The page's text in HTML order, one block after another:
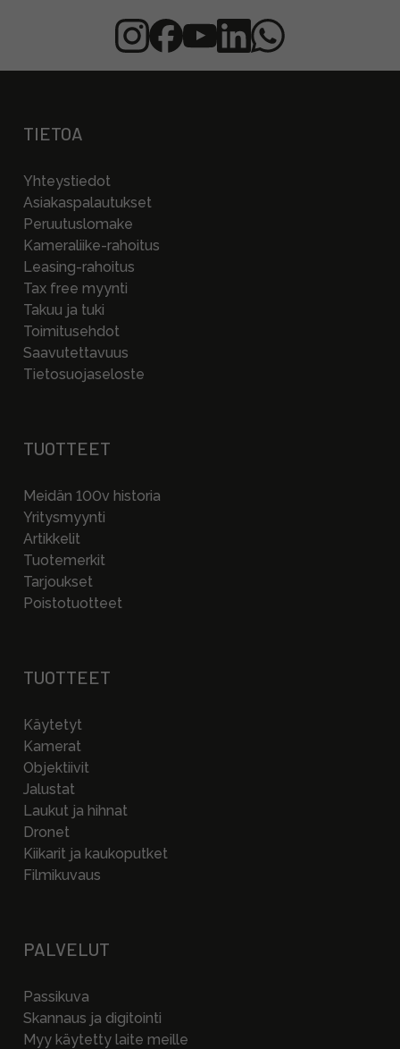
TIETOA
Yhteystiedot
Asiakaspalautukset
Peruutuslomake
Kameraliike-rahoitus
Leasing-rahoitus
Tax free myynti
Takuu ja tuki
Toimitusehdot
Saavutettavuus
Tietosuojaseloste
TUOTTEET
Meidän 100v historia
Yritysmyynti
Artikkelit
Tuotemerkit
Tarjoukset
Poistotuotteet
TUOTTEET
Käytetyt
Kamerat
Objektiivit
Jalustat
Laukut ja hihnat
Dronet
Kiikarit ja kaukoputket
Filmikuvaus
PALVELUT
Passikuva
Skannaus ja digitointi
Myy käytetty laite meille